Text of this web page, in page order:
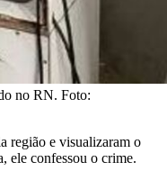
no RN. Foto:
região e visualizaram o
ele confessou o crime.